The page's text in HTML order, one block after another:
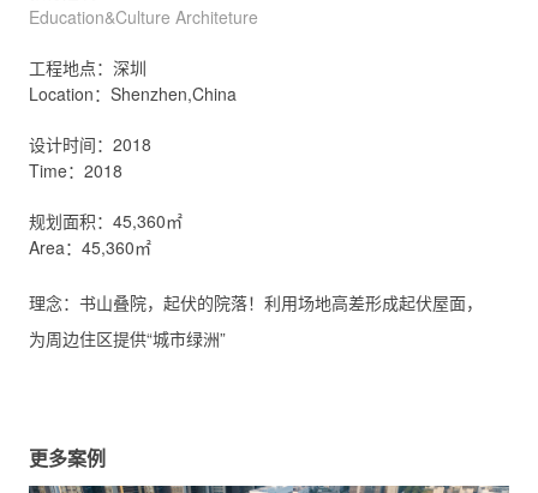
Education&Culture Architeture
工程地点：深圳
Location：Shenzhen,China
设计时间：2018
Time：2018
规划面积：45,360㎡
Area：45,360㎡
理念：书山叠院，起伏的院落！利用场地高差形成起伏屋面，
为周边住区提供“城市绿洲”
更多案例